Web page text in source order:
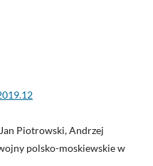
Piotrowski, Andrzej
polsko-moskiewskie w